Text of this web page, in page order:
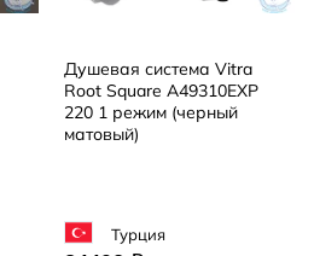
Душевая система Vitra
Root Square A49310EXP
220 1 режим (черный
матовый)
Турция